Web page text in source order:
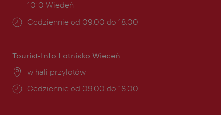
1010 Wiedeń
Godziny
Codziennie od 09.00 do 18.00
Tourist-Info Lotnisko Wiedeń
Miejsce:
w hali przylotów
Godziny
Codziennie od 09.00 do 18.00